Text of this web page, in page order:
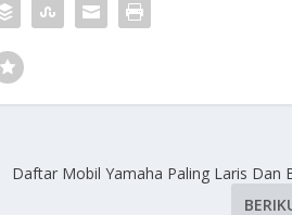
Daftar Mobil Yamaha Paling Laris Dan